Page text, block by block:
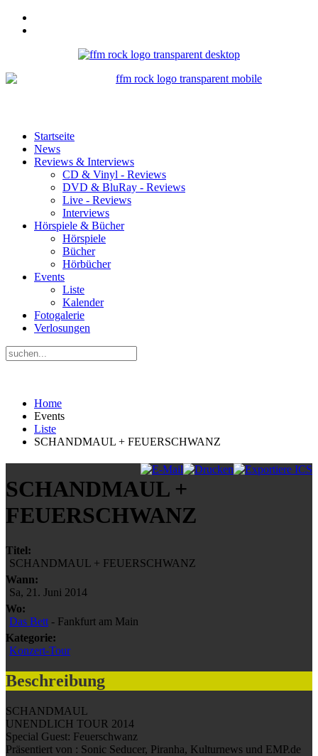
Startseite
News
Reviews & Interviews
CD & Vinyl - Reviews
DVD & BluRay - Reviews
Live - Reviews
Interviews
Hörspiele & Bücher
Hörspiele
Bücher
Hörbücher
Events
Liste
Kalender
Fotogalerie
Verlosungen
Home
Events
Liste
SCHANDMAUL + FEUERSCHWANZ
SCHANDMAUL +
FEUERSCHWANZ
Titel:
SCHANDMAUL + FEUERSCHWANZ
Wann:
Sa, 21. Juni 2014
Wo:
Das Bett - Fankfurt am Main
Kategorie:
Konzert-Tour
Beschreibung
SCHANDMAUL
UNENDLICH TOUR 2014
Special Guest: Feuerschwanz
Präsentiert von : Sonic Seducer, Piranha, Kulturnews und EMP.de